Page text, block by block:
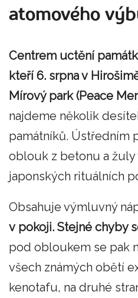
atomového
Centrem uctění
kteří 6. srpna v
Mírový park (Peace
najdeme několik
památníků. Ústředním
oblouk z betonu a
japonských rituálních
Obsahuje výmluvný
v pokoji. Stejné chyby
pod obloukem se pak
všech známých obětí
kenotafu, na druhé